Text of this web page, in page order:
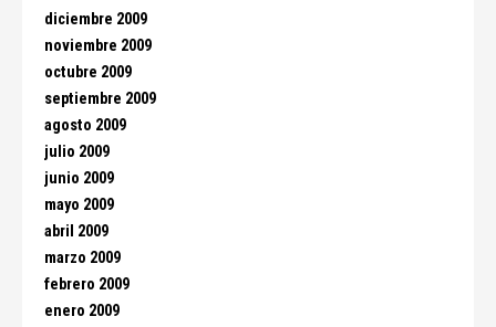
diciembre 2009
noviembre 2009
octubre 2009
septiembre 2009
agosto 2009
julio 2009
junio 2009
mayo 2009
abril 2009
marzo 2009
febrero 2009
enero 2009